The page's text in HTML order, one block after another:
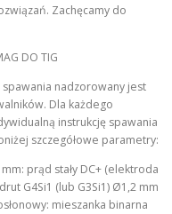
Zachęcamy do
DO TIG
spawania nadzorowany jest
Dla każdego
instrukcję spawania
szczegółowe parametry:
mm: prąd stały DC+ (elektroda
G4Si1 (lub G3Si1) Ø1,2 mm
mieszanka binarna